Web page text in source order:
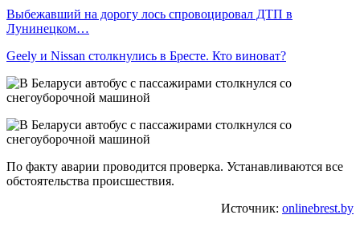
Выбежавший на дорогу лось спровоцировал ДТП в
Лунинецком…
Geely и Nissan столкнулись в Бресте. Кто виноват?
По факту аварии проводится проверка. Устанавливаются все
обстоятельства происшествия.
Источник: onlinebrest.by